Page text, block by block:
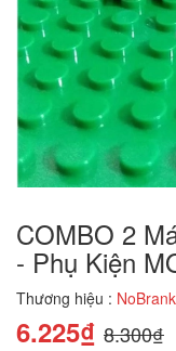
COMBO 2
- Phụ Kiện
Thương hiệu : NoBrank
6.225₫ 8.300₫